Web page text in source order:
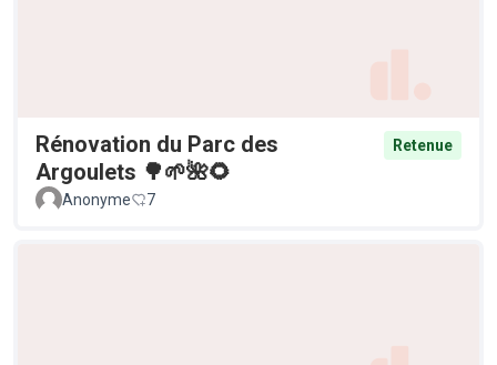
Rénovation du Parc des
Argoulets 🌳🌱🌺🌻
Retenue
Anonyme 7